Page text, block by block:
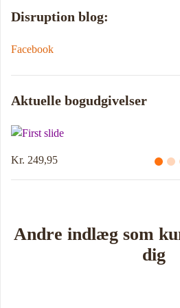
Disruption blog:
Facebook
Aktuelle bogudgivelser
Andre indlæg som
dig